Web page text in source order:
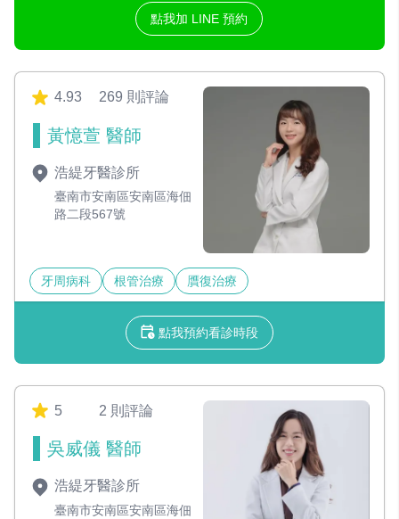
點我加 LINE 預約
4.93 269 則評論
黃憶萱 醫師
浩緹牙醫診所
臺南市安南區安南區海佃
路二段567號
牙周病科 根管治療 贋復治療
點我預約看診時段
5 2 則評論
吳威儀 醫師
浩緹牙醫診所
臺南市安南區安南區海佃